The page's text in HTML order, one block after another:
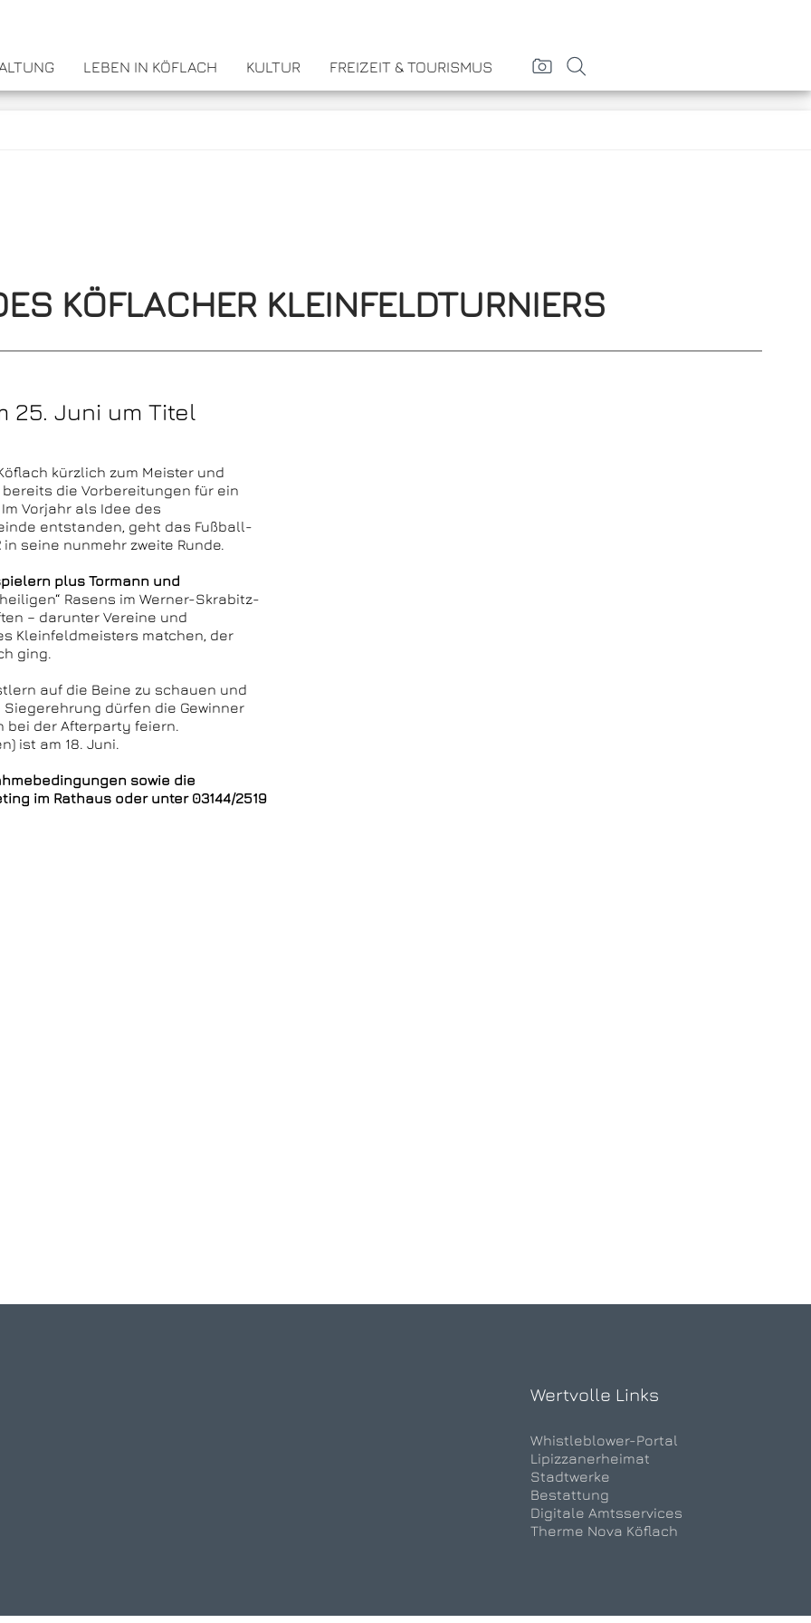
LEBEN IN KÖFLACH KULTUR FREIZEIT & TOURISMUS
KÖFLACHER KLEINFELDTURNIERS
25. Juni um Titel
kürzlich zum Meister und
die Vorbereitungen für ein
Vorjahr als Idee des
entstanden, geht das Fußball-
in seine nunmehr zweite Runde.
plus Tormann und
Rasens im Werner-Skrabitz-
– darunter Vereine und
Kleinfeldmeisters matchen, der
ging.
auf die Beine zu schauen und
Siegerehrung dürfen die Gewinner
bei der Afterparty feiern.
ist am 18. Juni.
sowie die
im Rathaus oder unter 03144/2519
Wertvolle Links
Whistleblower-Portal
Lipizzanerheimat
Stadtwerke
Bestattung
Digitale Amtsservices
Therme Nova Köflach